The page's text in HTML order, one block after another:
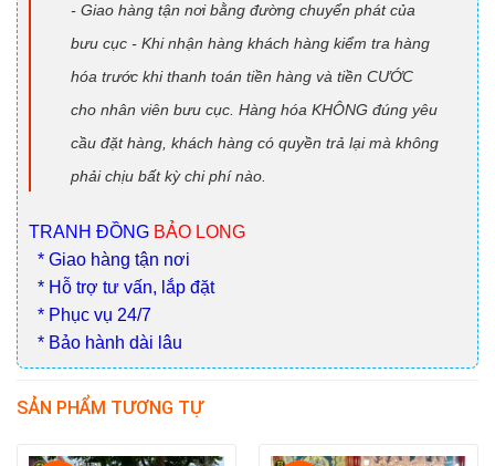
- Giao hàng tận nơi bằng đường chuyển phát của
bưu cục - Khi nhận hàng khách hàng kiểm tra hàng
hóa trước khi thanh toán tiền hàng và tiền CƯỚC
cho nhân viên bưu cục. Hàng hóa KHÔNG đúng yêu
cầu đặt hàng, khách hàng có quyền trả lại mà không
phải chịu bất kỳ chi phí nào.
TRANH ĐỒNG BẢO LONG
* Giao hàng tận nơi
* Hỗ trợ tư vấn, lắp đặt
* Phục vụ 24/7
* Bảo hành dài lâu
SẢN PHẨM TƯƠNG TỰ